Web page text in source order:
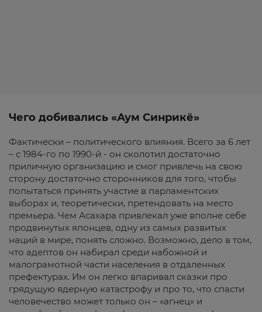
Чего добивались «Аум Синрикё»
Фактически – политического влияния. Всего за 6 лет
– с 1984-го по 1990-й - он сколотил достаточно
приличную организацию и смог привлечь на свою
сторону достаточно сторонников для того, чтобы
попытаться принять участие в парламентских
выборах и, теоретически, претендовать на место
премьера. Чем Асахара привлекал уже вполне себе
продвинутых японцев, одну из самых развитых
наций в мире, понять сложно. Возможно, дело в том,
что адептов он набирал среди набожной и
малограмотной части населения в отдаленных
префектурах. Им он легко впаривал сказки про
грядущую ядерную катастрофу и про то, что спасти
человечество может только он – «агнец» и